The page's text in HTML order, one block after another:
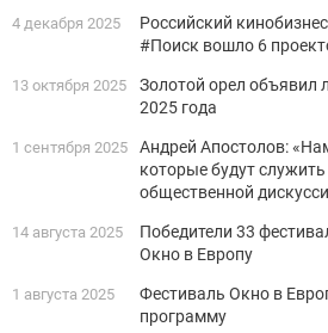
4 декабря 2025
Российский
#Поиск вошло 6
13 октября 2025
Золотой орел объявил
2025 года
1 сентября 2025
Андрей Апостолов:
которые будут
общественной
14 августа 2025
Победители 33
Окно в Европу
1 августа 2025
Фестиваль Окно в
программу